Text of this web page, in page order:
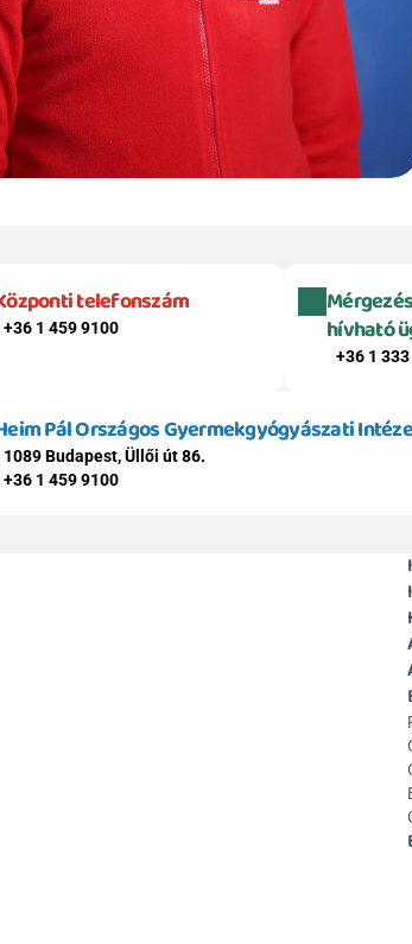
telefonszám
+36 1 459 9100
hívható
+36 1
Pál Országos Gyermekgyógyászati
1089 Budapest, Üllői út 86.
+36 1 459 9100